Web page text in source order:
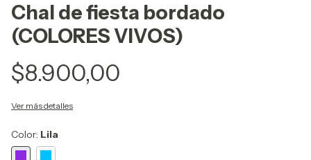
Chal de fiesta bordado
(COLORES VIVOS)
$8.900,00
Ver más detalles
Color: Lila